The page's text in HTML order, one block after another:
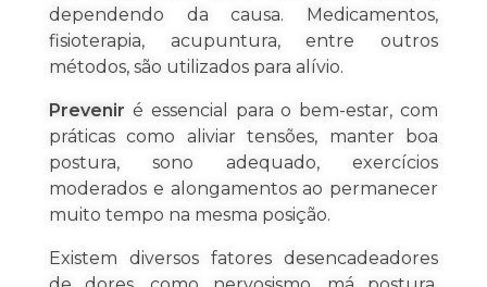
dependendo da causa. Medicamentos,
fisioterapia, acupuntura, entre outros
métodos, são utilizados para alívio.
Prevenir é essencial para o bem-estar, com
práticas como aliviar tensões, manter boa
postura, sono adequado, exercícios
moderados e alongamentos ao permanecer
muito tempo na mesma posição.
Existem diversos fatores desencadeadores